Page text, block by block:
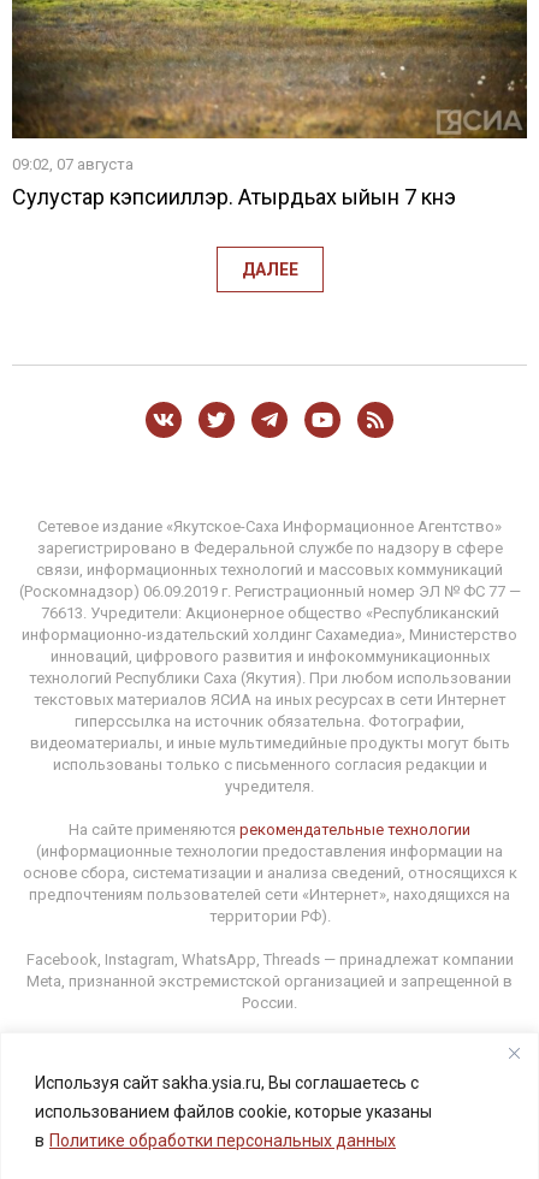
Используя сайт sakha.ysia.ru, Вы соглашаетесь с
использованием файлов cookie, которые указаны
в Политике обработки персональных данных
09:02, 07 августа
Сулустар кэпсииллэр. Атырдьах ыйын 7 күнэ
ДАЛЕЕ
Сетевое издание «Якутское-Саха Информационное Агентство»
зарегистрировано в Федеральной службе по надзору в сфере
связи, информационных технологий и массовых коммуникаций
(Роскомнадзор) 06.09.2019 г. Регистрационный номер ЭЛ № ФС 77 —
76613. Учредители: Акционерное общество «Республиканский
информационно-издательский холдинг Сахамедиа», Министерство
инноваций, цифрового развития и инфокоммуникационных
технологий Республики Саха (Якутия). При любом использовании
текстовых материалов ЯСИА на иных ресурсах в сети Интернет
гиперссылка на источник обязательна. Фотографии,
видеоматериалы, и иные мультимедийные продукты могут быть
использованы только с письменного согласия редакции и
учредителя.
На сайте применяются рекомендательные технологии
(информационные технологии предоставления информации на
основе сбора, систематизации и анализа сведений, относящихся к
предпочтениям пользователей сети «Интернет», находящихся на
территории РФ).
Facebook, Instagram, WhatsApp, Threads — принадлежат компании
Meta, признанной экстремистской организацией и запрещенной в
России.
Адрес редакции: 677000, г. Якутск, ул. Орджоникидзе, 31.
E-mail: ysia1@yandex.ru Телефон: (4112) 34-13-89